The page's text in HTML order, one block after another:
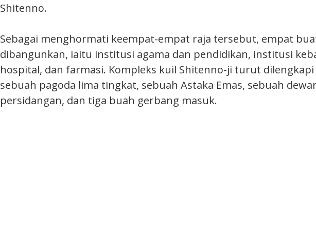
Shitenno.
Sebagai menghormati keempat-empat raja tersebut, empat
dibangunkan, iaitu institusi agama dan pendidikan, institusi
hospital, dan farmasi. Kompleks kuil Shitenno-ji turut dilengkapi
sebuah pagoda lima tingkat, sebuah Astaka Emas, sebuah
persidangan, dan tiga buah gerbang masuk.